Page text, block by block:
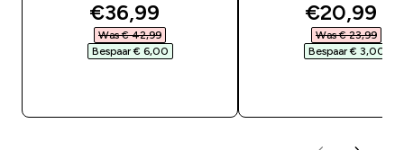
discounted price
€36,99‎
Was € 42,99‎
Bespaar € 6,00‎
€20,99‎
Was € 23,99‎
Bespaar € 3,00‎